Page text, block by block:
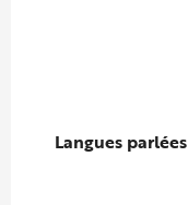
Langues parlées
Langues parlées